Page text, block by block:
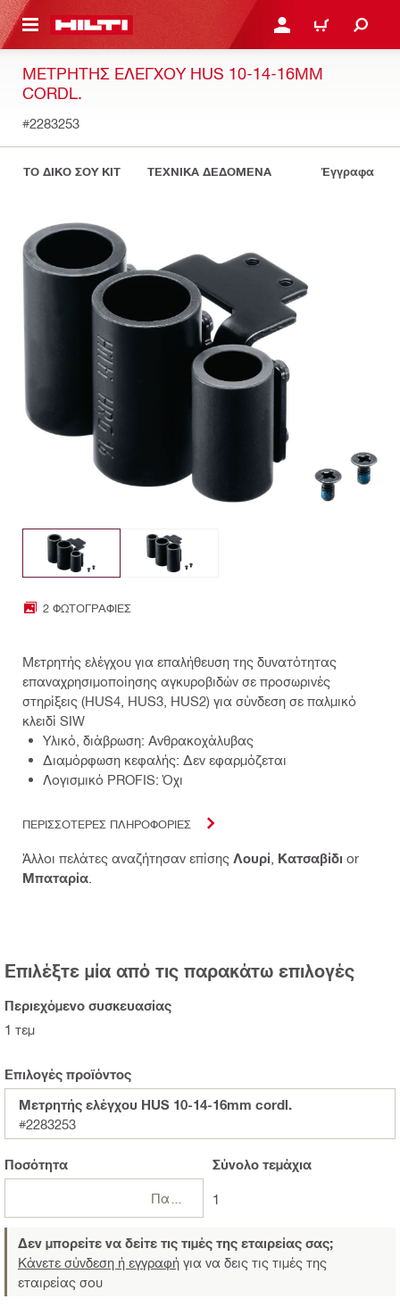
ΕΛΕΓΞΕΙΣ ΤΟ ΠΑΚΕΤΟ ΠΟΥ ΕΧΕΙΣ ΦΤΙΑΞΕΙ ΚΆΝΕ ΣΎΝΔΕΣΗ Ή
ΚΑΛΆΘΙ
ΜΕΤΡΗΤΉΣ ΕΛΈΓΧΟΥ HUS 10-14-16MM
CORDL.
#2283253
ΤΟ ΔΙΚΟ ΣΟΥ KIT ΤΕΧΝΙΚΑ ΔΕΔΟΜΕΝΑ Έγγραφα
2 ΦΩΤΟΓΡΑΦΊΕΣ
Μετρητής ελέγχου για επαλήθευση της δυνατότητας
επαναχρησιμοποίησης αγκυροβιδών σε προσωρινές
στηρίξεις (HUS4, HUS3, HUS2) για σύνδεση σε παλμικό
κλειδί SIW
Υλικό, διάβρωση: Ανθρακοχάλυβας
Διαμόρφωση κεφαλής: Δεν εφαρμόζεται
Λογισμικό PROFIS: Όχι
ΠΕΡΙΣΣΟΤΕΡΕΣ ΠΛΗΡΟΦΟΡΙΕΣ
Άλλοι πελάτες αναζήτησαν επίσης Λουρί Κατσαβίδι or
Μπαταρία
Επιλέξτε μία από τις παρακάτω επιλογές
Περιεχόμενο συσκευασίας
1 τεμ
Επιλογές προϊόντος
Μετρητής ελέγχου HUS 10-14-16mm cordl.
#2283253
Ποσότητα Σύνολοτεμάχια
1
Δεν μπορείτε να δείτε τις τιμές της εταιρείας σας;
Κάνετε σύνδεση ή εγγραφή για να δεις τις τιμές της
εταιρείας σου